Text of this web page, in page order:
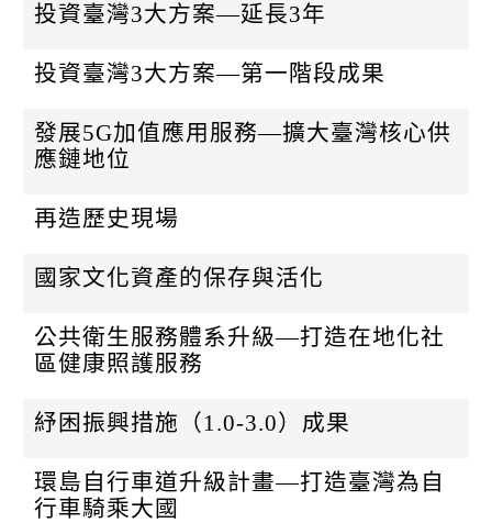
投資臺灣3大方案—延長3年
投資臺灣3大方案—第一階段成果
發展5G加值應用服務—擴大臺灣核心供
應鏈地位
再造歷史現場
國家文化資產的保存與活化
公共衛生服務體系升級—打造在地化社
區健康照護服務
紓困振興措施（1.0-3.0）成果
環島自行車道升級計畫—打造臺灣為自
行車騎乘大國